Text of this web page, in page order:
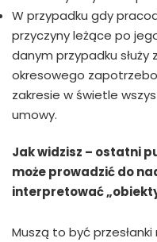
W przypadku gdy
przyczyny leżące po
danym przypadku
okresowego
zakresie w świetle
umowy.
Jak widzisz – ostatni
może prowadzić do
interpretować
Muszą to być